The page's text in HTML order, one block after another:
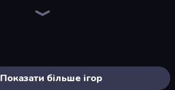
Показати більше ігор